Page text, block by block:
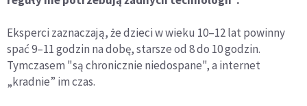
Eksperci zaznaczają, że dzieci w wieku 10–12 lat powinny
spać 9–11 godzin na dobę, starsze od 8 do 10 godzin.
Tymczasem "są chronicznie niedospane", a internet
„kradnie” im czas.